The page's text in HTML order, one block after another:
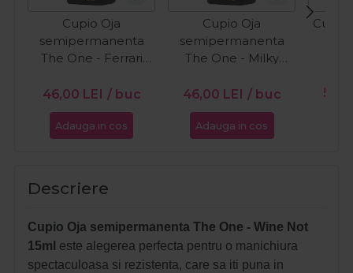
Cupio Oja
semipermanenta
The One - Ferrari
46,00 LEI / buc
Adauga in cos
Cupio Oja
semipermanenta
The One - Milky
46,00 LEI / buc
Adauga in cos
Cupio
Descriere
Cupio Oja semipermanenta The One - Wine Not
15ml este alegerea perfecta pentru o manichiura
spectaculoasa si rezistenta, care sa iti puna in